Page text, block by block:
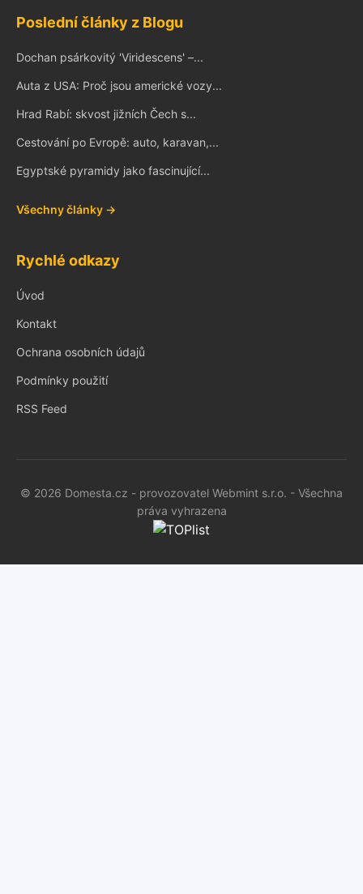
Poslední články z Blogu
Dochan psárkovitý 'Viridescens' –...
Auta z USA: Proč jsou americké vozy...
Hrad Rabí: skvost jižních Čech s...
Cestování po Evropě: auto, karavan,...
Egyptské pyramidy jako fascinující...
Všechny články →
Rychlé odkazy
Úvod
Kontakt
Ochrana osobních údajů
Podmínky použití
RSS Feed
© 2026 Domesta.cz - provozovatel Webmint s.r.o. - Všechna
práva vyhrazena